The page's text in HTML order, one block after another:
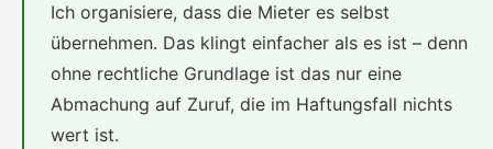
Ich organisiere, dass die Mieter es selbst
übernehmen. Das klingt einfacher als es ist – denn
ohne rechtliche Grundlage ist das nur eine
Abmachung auf Zuruf, die im Haftungsfall nichts
wert ist.